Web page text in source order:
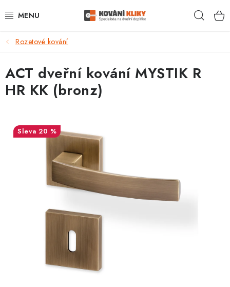
na
VÝPRODEJ - TOP AKCE
BLOG
UŽITEČNÉ RADY
VRÁCENÍ ZBOŽÍ
KLIKY S LOŽISKEM
Rozetové kování
ACT dveřní kování MYSTIK R
HR KK (bronz)
20 %